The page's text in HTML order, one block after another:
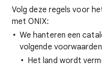
Volg deze regels voor
met ONIX:
We hanteren een
volgende
Het land wordt